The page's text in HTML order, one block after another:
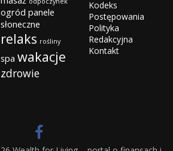
ogród panele
słoneczne
relaks rośliny
spa wakacje
zdrowie
Kodeks
Postępowania
Polityka
Redakcyjna
Kontakt